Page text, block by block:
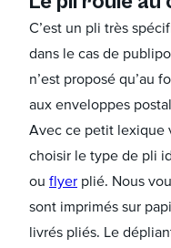
C’est un pli très
dans le cas de
n’est proposé qu’au
aux enveloppes
Avec ce petit lexique
choisir le type de pli
ou flyer plié. Nous
sont imprimés sur
livrés pliés. Le